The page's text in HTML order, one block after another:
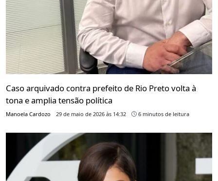
Caso arquivado contra prefeito de Rio Preto volta à
tona e amplia tensão política
Manoela Cardozo 29 de maio de 2026 às 14:32 6 minutos de leitura